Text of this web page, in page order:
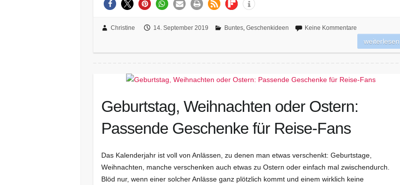
Christine 14. September 2019 Buntes, Geschenkideen Keine Kommentare
weiterlesen
Geburtstag, Weihnachten oder Ostern:
Passende Geschenke für Reise-Fans
Das Kalenderjahr ist voll von Anlässen, zu denen man etwas verschenkt: Geburtstage,
Weihnachten, manche verschenken auch etwas zu Ostern oder einfach mal zwischendurch.
Blöd nur, wenn einer solcher Anlässe ganz plötzlich kommt und einem wirklich keine